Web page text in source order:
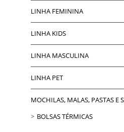
LINHA FEMININA
LINHA KIDS
LINHA MASCULINA
LINHA PET
MOCHILAS, MALAS, PASTAS E
BOLSAS TÉRMICAS